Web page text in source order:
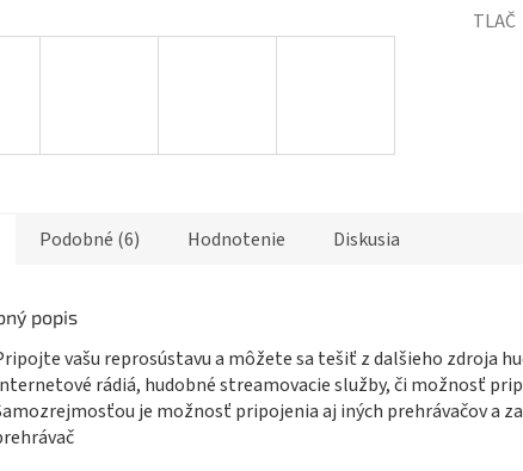
TLAČ
Podobné (6) Hodnotenie Diskusia
popis
vašu reprosústavu a môžete sa tešiť z dalšieho zdroja
rádiá, hudobné streamovacie služby, či možnosť
je možnosť pripojenia aj iných prehrávačov a